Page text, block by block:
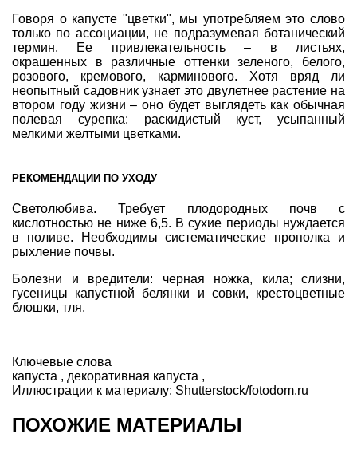
Говоря о капусте "цветки", мы употребляем это слово
только по ассоциации, не подразумевая ботанический
термин. Ее привлекательность – в листьях,
окрашенных в различные оттенки зеленого, белого,
розового, кремового, карминового. Хотя вряд ли
неопытный садовник узнает это двулетнее растение на
втором году жизни – оно будет выглядеть как обычная
полевая сурепка: раскидистый куст, усыпанный
мелкими желтыми цветками.
РЕКОМЕНДАЦИИ ПО УХОДУ
Светолюбива. Требует плодородных почв с
кислотностью не ниже 6,5. В сухие периоды нуждается
в поливе. Необходимы систематические прополка и
рыхление почвы.
Болезни и вредители: черная ножка, кила; слизни,
гусеницы капустной белянки и совки, крестоцветные
блошки, тля.
Ключевые слова
капуста , декоративная капуста ,
Иллюстрации к материалу: Shutterstock/fotodom.ru
ПОХОЖИЕ МАТЕРИАЛЫ